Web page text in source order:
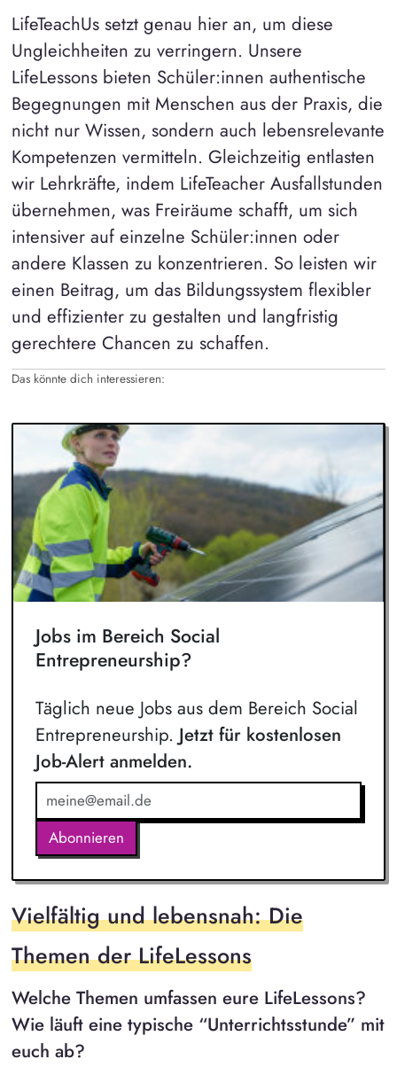
LifeTeachUs setzt genau hier an, um diese
Ungleichheiten zu verringern. Unsere
LifeLessons bieten Schüler:innen authentische
Begegnungen mit Menschen aus der Praxis, die
nicht nur Wissen, sondern auch lebensrelevante
Kompetenzen vermitteln. Gleichzeitig entlasten
wir Lehrkräfte, indem LifeTeacher Ausfallstunden
übernehmen, was Freiräume schafft, um sich
intensiver auf einzelne Schüler:innen oder
andere Klassen zu konzentrieren. So leisten wir
einen Beitrag, um das Bildungssystem flexibler
und effizienter zu gestalten und langfristig
gerechtere Chancen zu schaffen.
Das könnte dich interessieren:
Jobs im Bereich Social
Entrepreneurship?
Täglich neue Jobs aus dem Bereich Social
Entrepreneurship. Jetzt für kostenlosen
Job-Alert anmelden.
Abonnieren
Vielfältig und lebensnah: Die
Themen der LifeLessons
Welche Themen umfassen eure LifeLessons?
Wie läuft eine typische “Unterrichtsstunde” mit
euch ab?